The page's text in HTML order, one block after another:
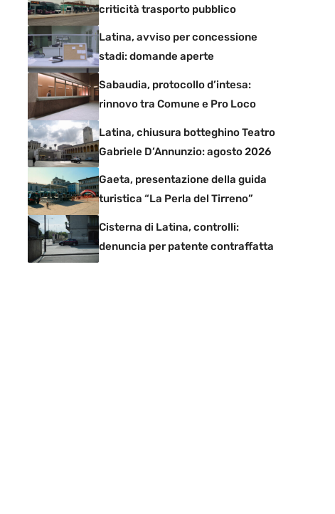
criticità trasporto pubblico
Latina, avviso per concessione
stadi: domande aperte
Sabaudia, protocollo d’intesa:
rinnovo tra Comune e Pro Loco
Latina, chiusura botteghino Teatro
Gabriele D’Annunzio: agosto 2026
Gaeta, presentazione della guida
turistica “La Perla del Tirreno”
Cisterna di Latina, controlli:
denuncia per patente contraffatta